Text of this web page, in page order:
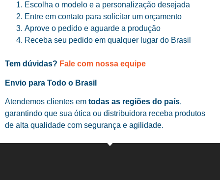
Escolha o modelo e a personalização desejada
Entre em contato para solicitar um orçamento
Aprove o pedido e aguarde a produção
Receba seu pedido em qualquer lugar do Brasil
Tem dúvidas? Fale com nossa equipe
Envio para Todo o Brasil
Atendemos clientes em todas as regiões do país,
garantindo que sua ótica ou distribuidora receba produtos
de alta qualidade com segurança e agilidade.